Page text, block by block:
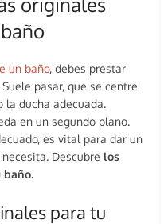
un baño, debes prestar
pasar, que se centre
la ducha adecuada.
en un segundo plano.
es vital para dar un
Descubre los
baño.
para tu